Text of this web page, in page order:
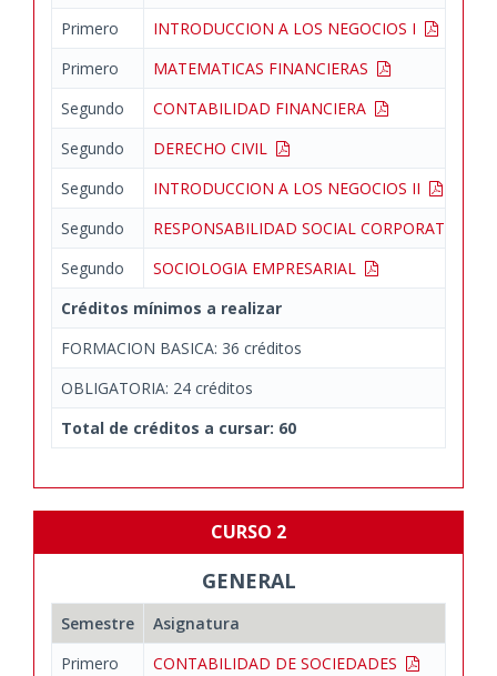
Primero
INTRODUCCION A LOS NEGOCIOS I
Primero
MATEMATICAS FINANCIERAS
Segundo
CONTABILIDAD FINANCIERA
Segundo
DERECHO CIVIL
Segundo
INTRODUCCION A LOS NEGOCIOS II
Segundo
RESPONSABILIDAD SOCIAL CORPORATIVA:
Segundo
SOCIOLOGIA EMPRESARIAL
Créditos mínimos a realizar
FORMACION BASICA: 36 créditos
OBLIGATORIA: 24 créditos
Total de créditos a cursar: 60
CURSO 2
GENERAL
Semestre
Asignatura
Primero
CONTABILIDAD DE SOCIEDADES